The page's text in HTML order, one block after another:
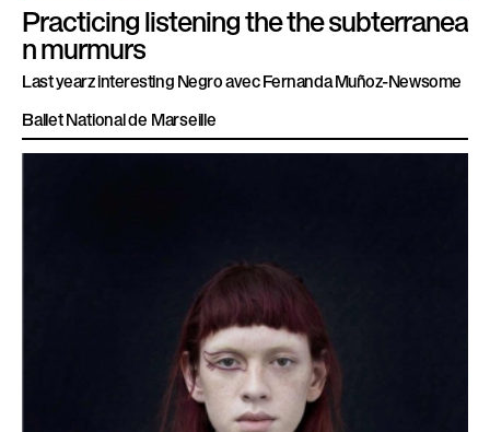
Practicing listening the the subterranea
n murmurs
Last yearz interesting Negro avec Fernanda Muñoz-Newsome
Ballet National de Marseille